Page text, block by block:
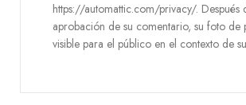
https://automattic.com/privacy/. Después
aprobación de su comentario, su foto de
visible para el público en el contexto de